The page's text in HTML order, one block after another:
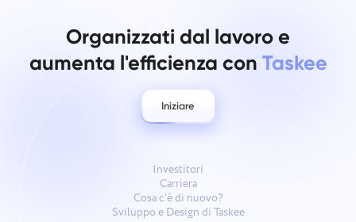
Organizzati dal lavoro e
aumenta l'efficienza con Taskee
Iniziare
Investitori
Carriera
Cosa c’è di nuovo?
Sviluppo e Design di Taskee